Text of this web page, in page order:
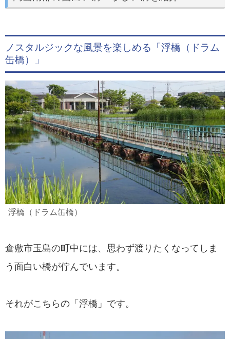
ノスタルジックな風景を楽しめる「浮橋（ドラム
缶橋）」
浮橋（ドラム缶橋）
倉敷市玉島の町中には、思わず渡りたくなってしま
う面白い橋が佇んでいます。
それがこちらの「浮橋」です。